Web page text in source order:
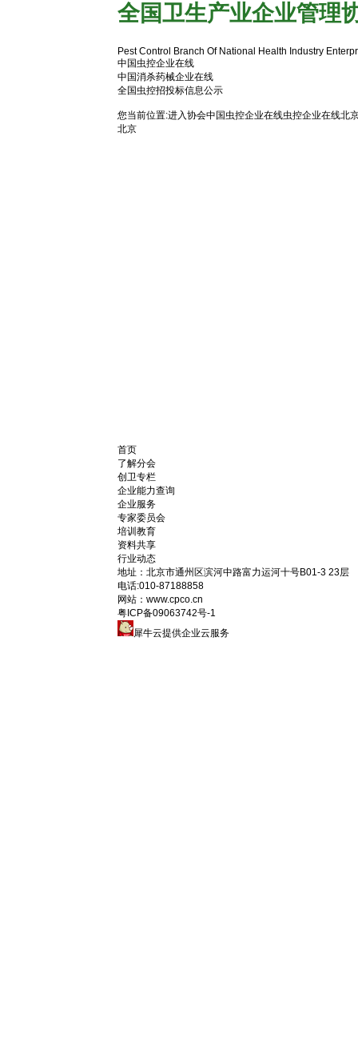
全国卫生产业企业管理
Pest Control Branch Of National Health Industry
中国虫控企业在线
中国消杀药械企业在线
全国虫控招投标信息公示
您当前位置:进入协会中国虫控企业在线虫控企业在线北
北京
首页
了解分会
创卫专栏
企业能力查询
企业服务
专家委员会
培训教育
资料共享
行业动态
地址： 北京市通州区滨河中路富力运河十号B01-3 23层
电话:010-87188858
网站：www.cpco.cn
粤ICP备09063742号-1
犀牛云提供企业云服务